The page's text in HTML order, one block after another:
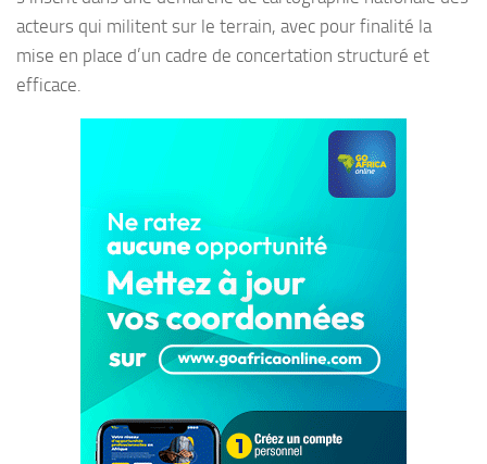
acteurs qui militent sur le terrain, avec pour finalité la
mise en place d’un cadre de concertation structuré et
efficace.